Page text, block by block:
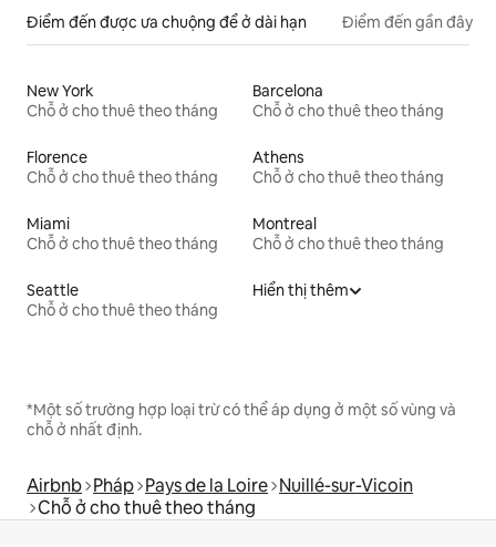
Điểm đến được ưa chuộng để ở dài hạn Điểm đến gần đây
New York
Chỗ ở cho thuê theo tháng
Barcelona
Chỗ ở cho thuê theo tháng
Florence
Chỗ ở cho thuê theo tháng
Athens
Chỗ ở cho thuê theo tháng
Miami
Chỗ ở cho thuê theo tháng
Montreal
Chỗ ở cho thuê theo tháng
Seattle
Chỗ ở cho thuê theo tháng
Hiển thị thêm
*Một số trường hợp loại trừ có thể áp dụng ở một số vùng và
chỗ ở nhất định.
Airbnb Pháp Pays de la Loire Nuillé-sur-Vicoin
Chỗ ở cho thuê theo tháng